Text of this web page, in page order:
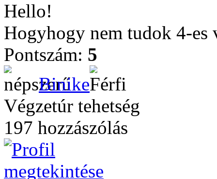
Hello!
Hogyhogy nem tudok 4-es
Pontszám: 5
Binike
Végzetúr tehetség
197 hozzászólás